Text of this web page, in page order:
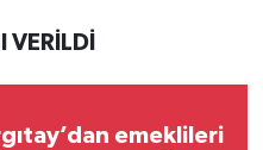
VERİLDİ
emeklileri